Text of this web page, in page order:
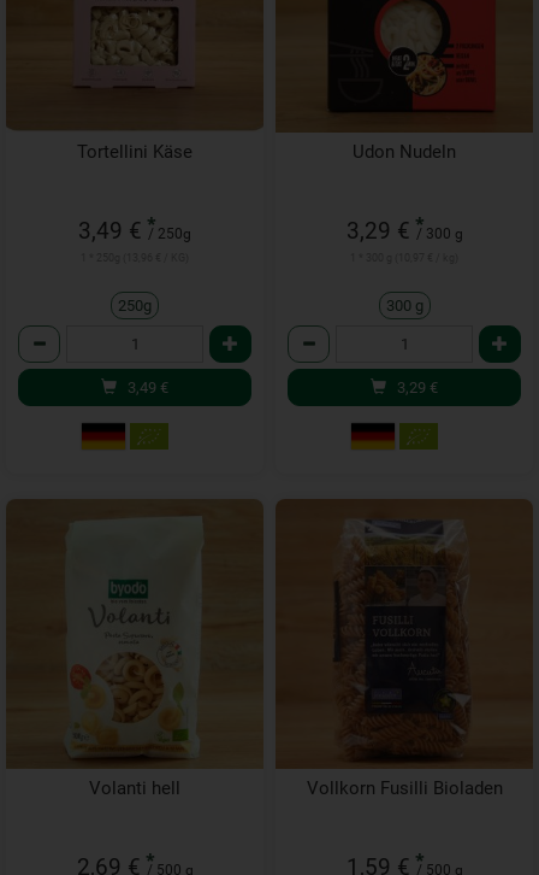
Tortellini Käse
3,49 € *
/ 250g
250g
Anzahl
3,49 €
Udon Nudeln
3,29 € *
/ 300 g
300 g
Anzahl
3,29 €
Volanti hell
2,69 € *
/ 500 g
Vollkorn Fusilli Bioladen
1,59 € *
/ 500 g